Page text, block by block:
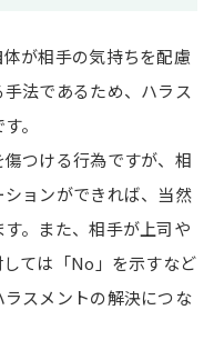
が相手の気持ちを配慮
法であるため、ハラス
。
つける行為ですが、相
ョンができれば、当然
。また、相手が上司や
ては「No」を示すなど
スメントの解決につな